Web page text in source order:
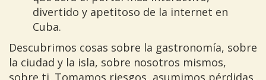
divertido y apetitoso de la internet en
Cuba.
Descubrimos cosas sobre la gastronomía, sobre
la ciudad y la isla, sobre nosotros mismos,
sobre ti. Tomamos riesgos, asumimos pérdidas,